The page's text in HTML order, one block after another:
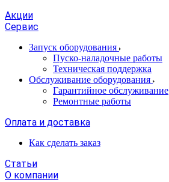
Акции
Сервис
Запуск оборудования
Пуско-наладочные работы
Техническая поддержка
Обслуживание оборудования
Гарантийное обслуживание
Ремонтные работы
Оплата и доставка
Как сделать заказ
Статьи
О компании